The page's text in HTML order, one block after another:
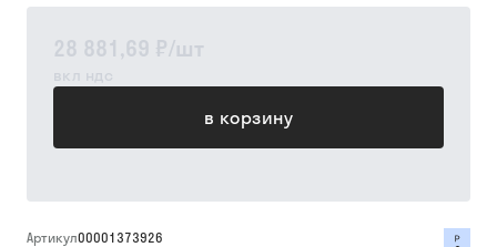
28 881,69 ₽/шт
вкл ндс
в корзину
Артикул00001373926